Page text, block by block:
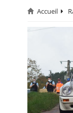
CIRCUIT
MONTAGNE
EVÈNEMENTS
CALENDRIER
Accueil